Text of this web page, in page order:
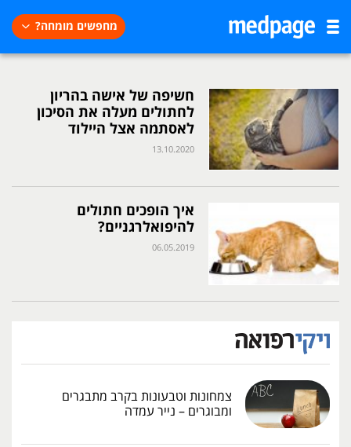
מחפשים מומחה?
חשיפה של אישה בהריון
לחתולים מעלה את הסיכון
לאסתמה אצל היילוד
13.10.2020
איך הופכים חתולים
להיפואלרגניים?
06.05.2019
צמחונות וטבעונות בקרב מתבגרים
ומבוגרים – נייר עמדה